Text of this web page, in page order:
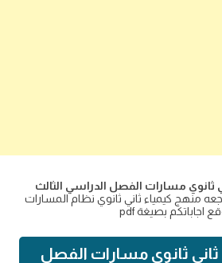
ثانوي مسارات الفصل الدراسي الثالث
منهج كيمياء ثاني ثانوي نظام المسارات
ثانوي مسارات الفصل